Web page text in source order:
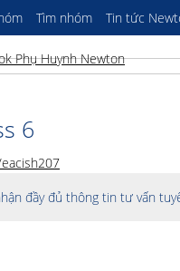
Tìm nhóm Tin tức
6
đầy đủ thông tin tư vấn